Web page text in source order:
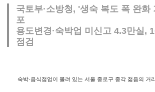
국토부·소방청, '생숙 복도 폭 완화
포
용도변경·숙박업 미신고 4.3만실,
점검
숙박·음식점업이 몰려 있는 서울 종로구 종각 젊음의 거